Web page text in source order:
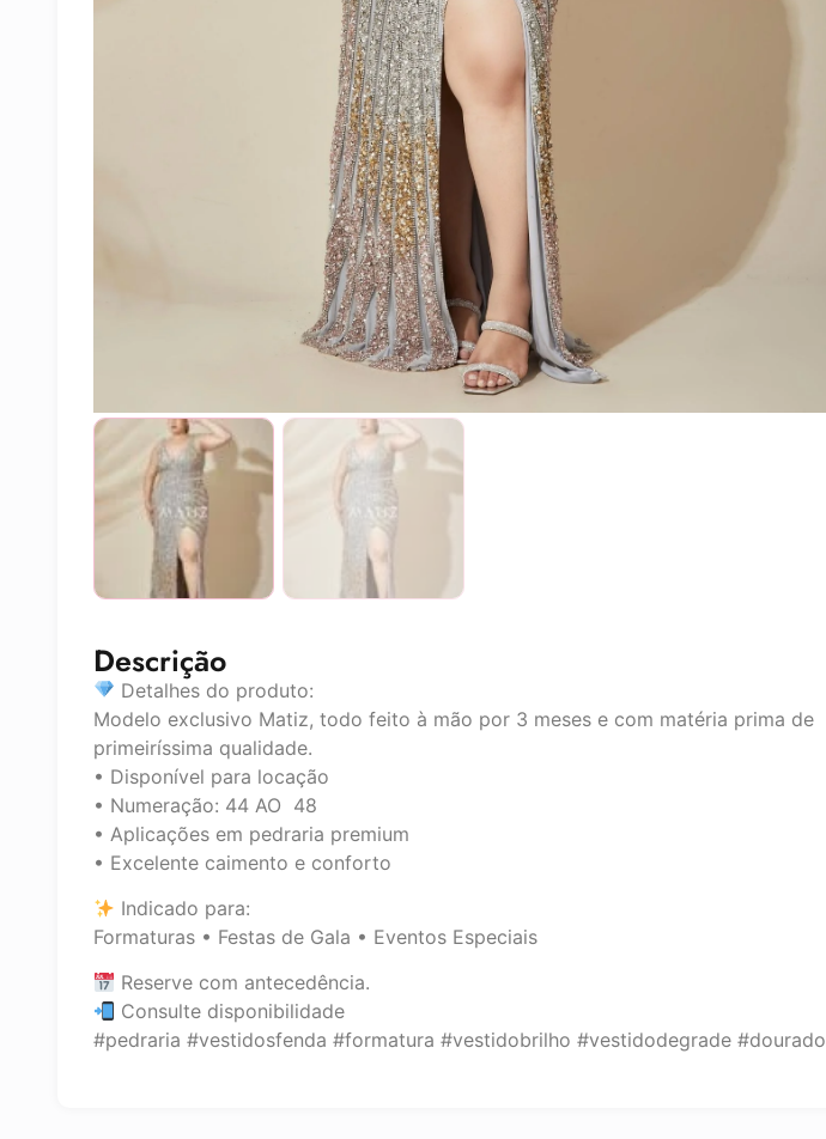
Descrição
Detalhes do produto:
Modelo exclusivo Matiz, todo feito à mão por 3 meses e com matéria prima de
primeiríssima qualidade.
• Disponível para locação
• Numeração: 44 AO 48
• Aplicações em pedraria premium
• Excelente caimento e conforto
Indicado para:
Formaturas • Festas de Gala • Eventos Especiais
Reserve com antecedência.
Consulte disponibilidade
#pedraria #vestidosfenda #formatura #vestidobrilho #vestidodegrade #dourado